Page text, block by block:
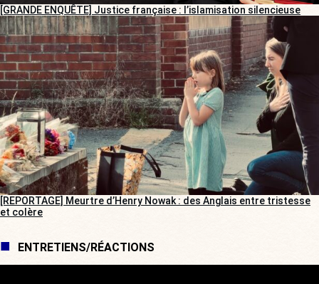
[GRANDE ENQUÊTE] Justice française : l’islamisation silencieuse
[REPORTAGE] Meurtre d’Henry Nowak : des Anglais entre tristesse
et colère
ENTRETIENS/RÉACTIONS